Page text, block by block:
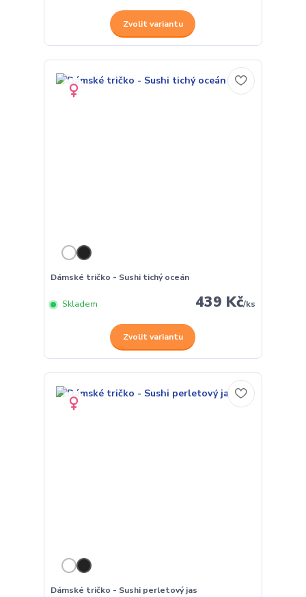
Zvolit variantu
Dámské tričko - Sushi tichý oceán
439 Kč/ks
Skladem
Zvolit variantu
Dámské tričko - Sushi perletový jas